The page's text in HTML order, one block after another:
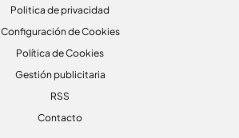
Politica de privacidad
Configuración de Cookies
Política de Cookies
Gestión publicitaria
RSS
Contacto